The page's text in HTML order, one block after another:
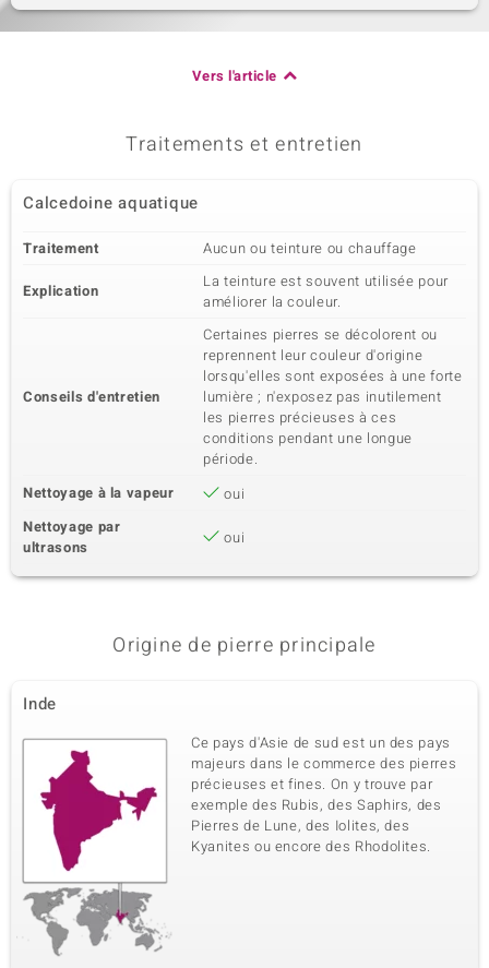
Vers l'article
Traitements et entretien
Calcedoine aquatique
Traitement Aucun ou teinture ou chauffage
Explication
La teinture est souvent utilisée pour
améliorer la couleur.
Conseils d'entretien
Certaines pierres se décolorent ou
reprennent leur couleur d'origine
lorsqu'elles sont exposées à une forte
lumière ; n'exposez pas inutilement
les pierres précieuses à ces
conditions pendant une longue
période.
Nettoyage à la vapeur
oui
Nettoyage par
ultrasons
oui
Origine de pierre principale
Inde
Ce pays d'Asie de sud est un des pays
majeurs dans le commerce des pierres
précieuses et fines. On y trouve par
exemple des Rubis, des Saphirs, des
Pierres de Lune, des Iolites, des
Kyanites ou encore des Rhodolites.